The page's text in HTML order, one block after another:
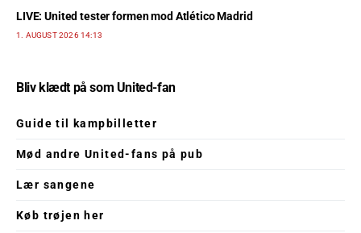
LIVE: United tester formen mod Atlético Madrid
1. AUGUST 2026 14:13
Bliv klædt på som United-fan
Guide til kampbilletter
Mød andre United-fans på pub
Lær sangene
Køb trøjen her